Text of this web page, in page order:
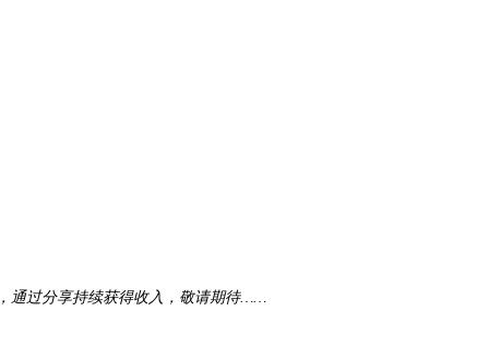
通过分享持续获得收入，敬请期待……